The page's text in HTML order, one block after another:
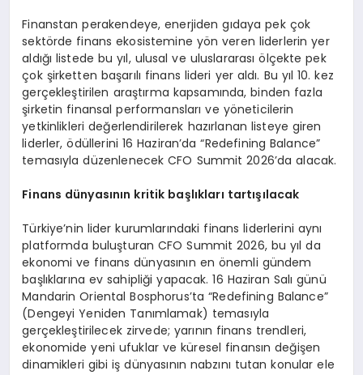
Finanstan perakendeye, enerjiden gıdaya pek çok
sektörde finans ekosistemine yön veren liderlerin yer
aldığı listede bu yıl, ulusal ve uluslararası ölçekte pek
çok şirketten başarılı finans lideri yer aldı. Bu yıl 10. kez
gerçekleştirilen araştırma kapsamında, binden fazla
şirketin finansal performansları ve yöneticilerin
yetkinlikleri değerlendirilerek hazırlanan listeye giren
liderler, ödüllerini 16 Haziran’da “Redefining Balance”
temasıyla düzenlenecek CFO Summit 2026’da alacak.
Finans dünyasının kritik başlıkları tartışılacak
Türkiye’nin lider kurumlarındaki finans liderlerini aynı
platformda buluşturan CFO Summit 2026, bu yıl da
ekonomi ve finans dünyasının en önemli gündem
başlıklarına ev sahipliği yapacak. 16 Haziran Salı günü
Mandarin Oriental Bosphorus’ta “Redefining Balance”
(Dengeyi Yeniden Tanımlamak) temasıyla
gerçekleştirilecek zirvede; yarının finans trendleri,
ekonomide yeni ufuklar ve küresel finansın değişen
dinamikleri gibi iş dünyasının nabzını tutan konular ele